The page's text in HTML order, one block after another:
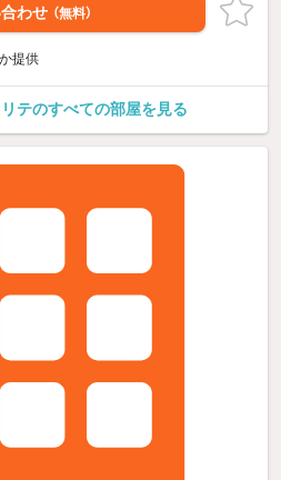
わせ （無料）
提供
テのすべての部屋を見る